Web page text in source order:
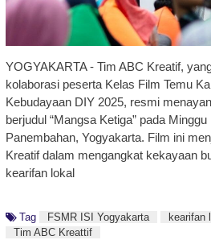
YOGYAKARTA - Tim ABC Kreatif,
kolaborasi peserta Kelas Film Temu
Kebudayaan DIY 2025, resmi
berjudul “Mangsa Ketiga” pada
Panembahan, Yogyakarta. Film ini
Kreatif dalam mengangkat kekayaan
kearifan lokal
Tag FSMR ISI Yogyakarta kearifan
Tim ABC Kreattif